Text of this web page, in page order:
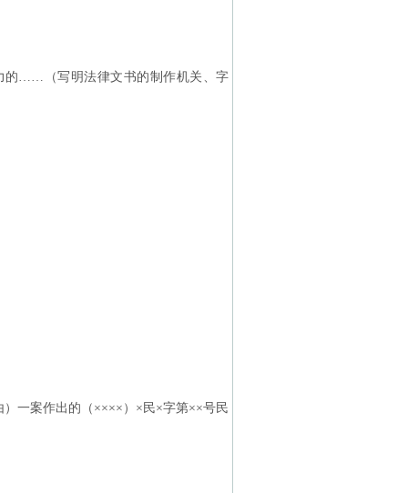
……（写明法律文书的制作机关、字
案作出的（××××）×民×字第××号民